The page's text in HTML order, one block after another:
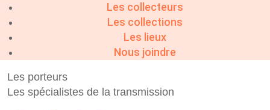
Les collecteurs
Les collections
Les lieux
Nous joindre
Les porteurs
Les spécialistes de la transmission